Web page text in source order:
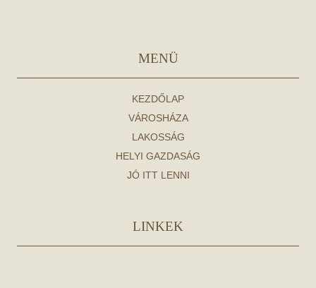
MENÜ
KEZDŐLAP
VÁROSHÁZA
LAKOSSÁG
HELYI GAZDASÁG
JÓ ITT LENNI
LINKEK